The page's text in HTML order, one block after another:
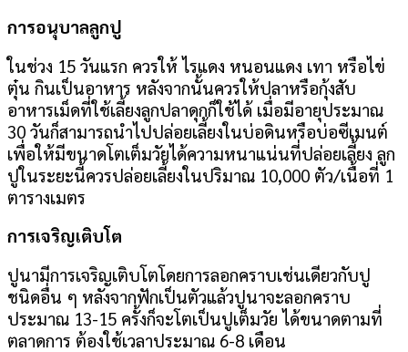
การอนุบาลลูกปู
ในช่วง 15 วันแรก ควรให้ ไรแดง หนอนแดง เทา หรือไข่
ตุ๋น กินเป็นอาหาร หลังจากนั้นควรให้ปลาหรือกุ้งสับ
อาหารเม็ดที่ใช้เลี้ยงลูกปลาดุกก็ใช้ได้ เมื่อมีอายุประมาณ
30 วันก็สามารถนำไปปล่อยเลี้ยงในบ่อดินหรือบ่อซีเมนต์
เพื่อให้มีขนาดโตเต็มวัยได้ความหนาแน่นที่ปล่อยเลี้ยง ลูก
ปูในระยะนี้ควรปล่อยเลี้ยงในปริมาณ 10,000 ตัว/เนื้อที่ 1
ตารางเมตร
การเจริญเติบโต
ปูนามีการเจริญเติบโตโดยการลอกคราบเช่นเดียวกับปู
ชนิดอื่น ๆ หลังจากฟักเป็นตัวแล้วปูนาจะลอกคราบ
ประมาณ 13-15 ครั้งก็จะโตเป็นปูเต็มวัย ได้ขนาดตามที่
ตลาดการ ต้องใช้เวลาประมาณ 6-8 เดือน